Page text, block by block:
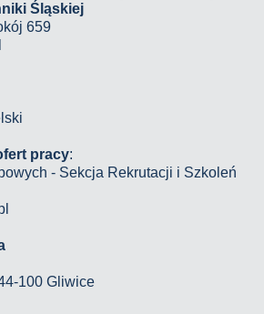
Śląskiej
659
pracy:
- Sekcja Rekrutacji i Szkoleń
100 Gliwice